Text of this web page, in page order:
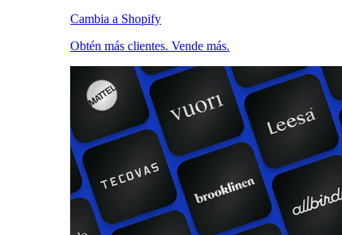
Cambia a Shopify
Obtén más clientes. Vende más.